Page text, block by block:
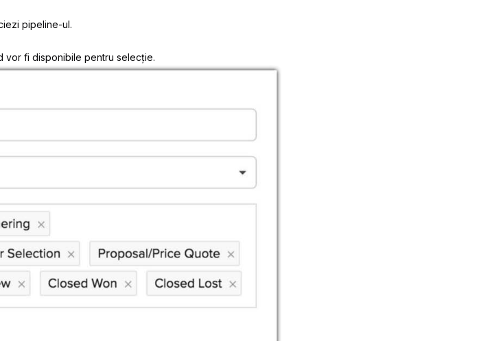
pipeline-ul.
vor fi disponibile pentru selecție.